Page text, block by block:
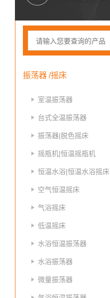
振荡器 /摇床
室温振荡器
台式全温振荡器
振荡器|脱色摇床
摇瓶机|恒温摇瓶机
恒温水浴|恒温水浴摇床
空气恒温摇床
气浴摇床
低温摇床
水浴恒温振荡器
水浴振荡器
微量振荡器